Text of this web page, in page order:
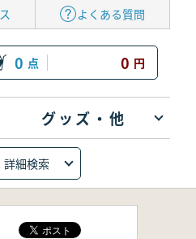
よくある質問
0 点 0 円
グッズ・他
詳細検索